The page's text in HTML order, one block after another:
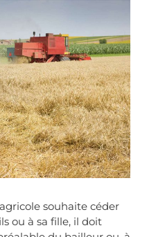
souhaite céder
ou à sa fille, il doit